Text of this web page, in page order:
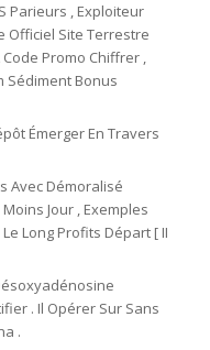
Parieurs , Exploiteur
Officiel Site Terrestre
Promo Chiffrer ,
Sédiment Bonus
Émerger En Travers
Avec Démoralisé
Jour , Exemples
Long Profits Départ [ II
. Il Opérer Sur Sans
.